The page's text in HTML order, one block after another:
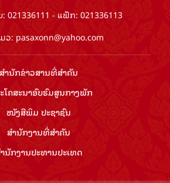
021336111 - ແຟັກ: 021336113
ວ: pasaxonn@yahoo.com
ສຳ​ນັກ​ຂ່າວ​ສານ​ທີ່​ສຳ​ຄັນ​
ໂຄສະນາອົບຮົມ​ສູນ​ກາງ​ພັກ
ໜັງສືພິມ ປະ​ຊາ​ຊົນ
ສຳ​ນັກ​ງານ​ທີ່​ສຳ​ຄັນ
ນັກ​ງານ​ປະ​ທານ​ປະ​ເທດ